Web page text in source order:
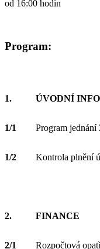
od 16:00 hodin
Program:
1. ÚVODNÍ
1/1 Program
1/2 Kontrola plnění
2. FINANCE
2/1 Rozpočtová